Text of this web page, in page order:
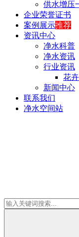
供水增压
企业荣誉证书
案例展示推荐
资讯中心
净水科普
净水资讯
行业资讯
花卉
新闻中心
联系我们
净水空间站